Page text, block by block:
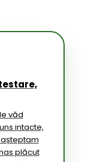
văd
intacte,
plăcut